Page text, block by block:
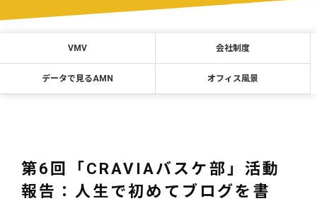
VMV 会社制度
データで見るAMN オフィス風景
第6回「CRAVIAバスケ部」活動
報告：人生で初めてブログを書